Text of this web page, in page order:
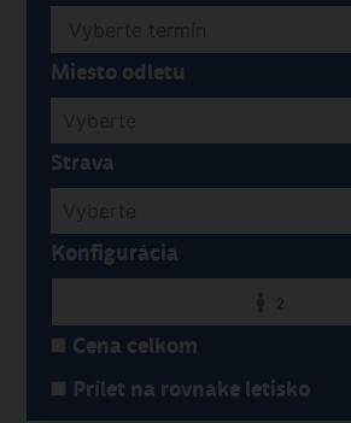
Miesto odletu
Strava
Konfigurácia
Cena celkom
Prílet na rovnake letisko